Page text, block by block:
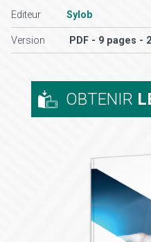
Editeur Sylob
Version PDF - 9 pages -
OBTENIR